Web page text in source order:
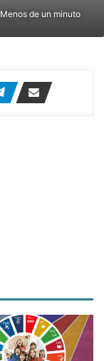
Menos de un minuto